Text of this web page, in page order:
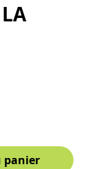
panier